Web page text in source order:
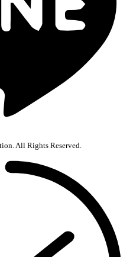
All Rights Reserved.